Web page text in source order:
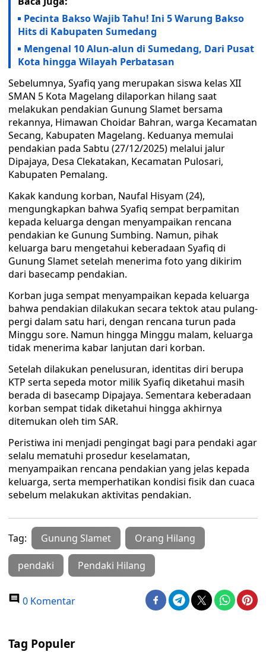
Pecinta Bakso Wajib Tahu! Ini 5 Warung Bakso
Hits di Kabupaten Sumedang
Mengenal 10 Alun-alun di Sumedang, Dari Pusat
Kota hingga Wilayah Perbatasan
Sebelumnya, Syafiq yang merupakan siswa kelas XII
SMAN 5 Kota Magelang dilaporkan hilang saat
melakukan pendakian Gunung Slamet bersama
rekannya, Himawan Choidar Bahran, warga Kecamatan
Secang, Kabupaten Magelang. Keduanya memulai
pendakian pada Sabtu (27/12/2025) melalui jalur
Dipajaya, Desa Clekatakan, Kecamatan Pulosari,
Kabupaten Pemalang.
Kakak kandung korban, Naufal Hisyam (24),
mengungkapkan bahwa Syafiq sempat berpamitan
kepada keluarga dengan menyampaikan rencana
pendakian ke Gunung Sumbing. Namun, pihak
keluarga baru mengetahui keberadaan Syafiq di
Gunung Slamet setelah menerima foto yang dikirim
dari basecamp pendakian.
Korban juga sempat menyampaikan kepada keluarga
bahwa pendakian dilakukan secara tektok atau pulang-
pergi dalam satu hari, dengan rencana turun pada
Minggu sore. Namun hingga Minggu malam, keluarga
tidak menerima kabar lanjutan dari korban.
Setelah dilakukan penelusuran, identitas diri berupa
KTP serta sepeda motor milik Syafiq diketahui masih
berada di basecamp Dipajaya. Sementara keberadaan
korban sempat tidak diketahui hingga akhirnya
ditemukan oleh tim SAR.
Peristiwa ini menjadi pengingat bagi para pendaki agar
selalu mematuhi prosedur keselamatan,
menyampaikan rencana pendakian yang jelas kepada
keluarga, serta memperhatikan kondisi fisik dan cuaca
sebelum melakukan aktivitas pendakian.
Tag: Gunung Slamet Orang Hilang
pendaki Pendaki Hilang
0 Komentar
Tag Populer